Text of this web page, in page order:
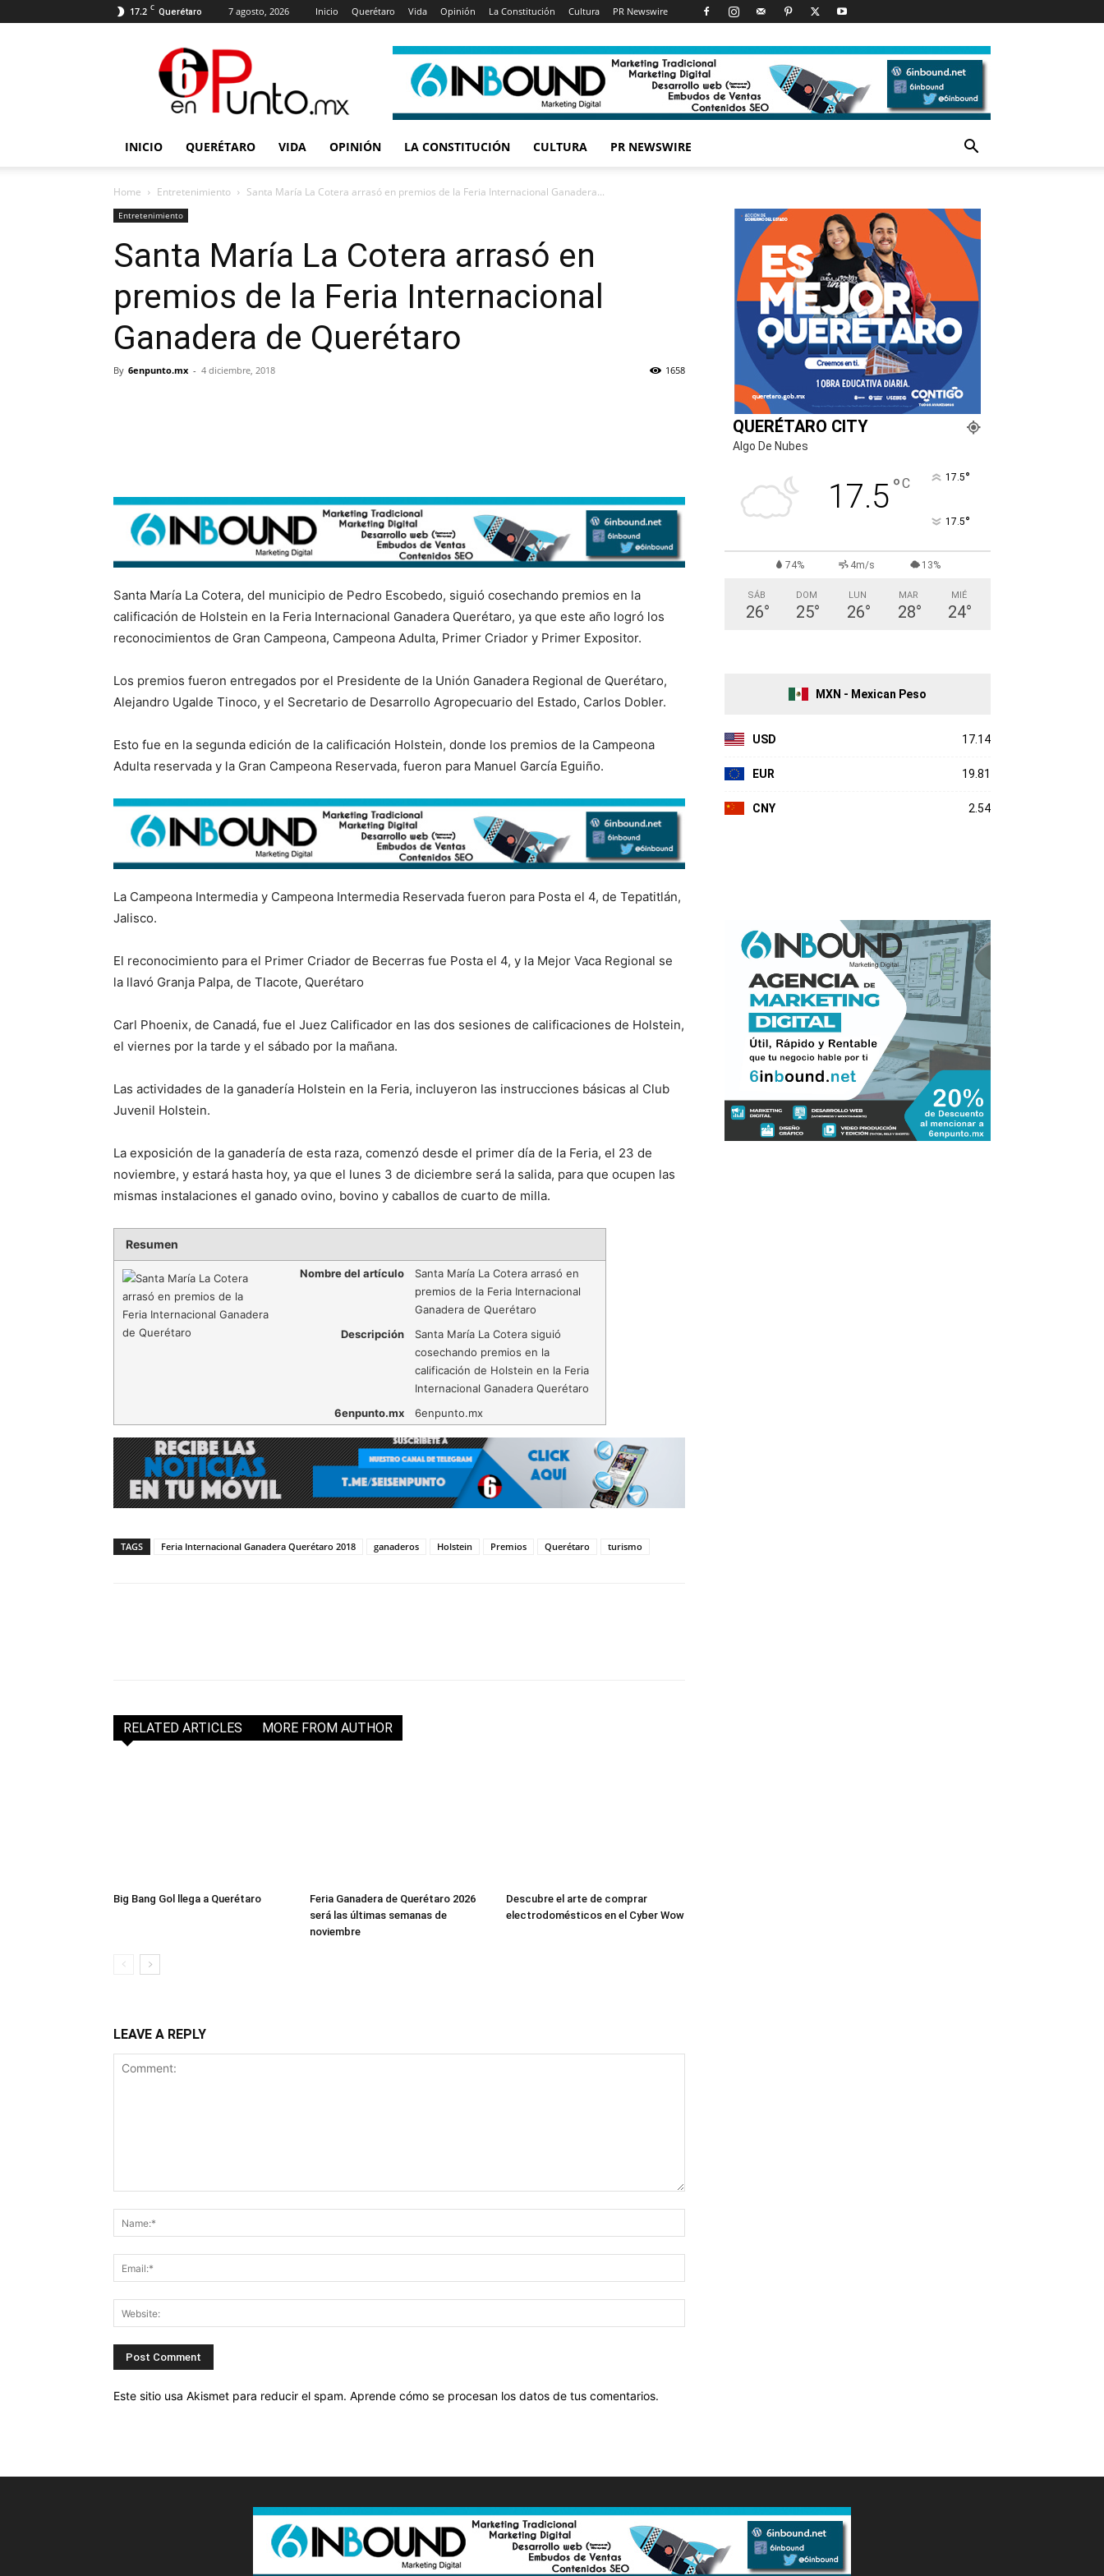
17.2 C Querétaro 7 agosto, 2026 Inicio Querétaro Vida Opinión La Constitución Cultura PR Newswire
punto
INICIO QUERÉTARO VIDA OPINIÓN LA CONSTITUCIÓN CULTURA PR NEWSWIRE
Home Entretenimiento Santa María La Cotera arrasó en premios de la Feria Internacional Ganadera...
Entretenimiento
Santa María La Cotera arrasó en
premios de la Feria Internacional
Ganadera de Querétaro
By 6enpunto.mx - 4 diciembre, 2018 1658
Santa María La Cotera, del municipio de Pedro Escobedo, siguió cosechando premios en la
calificación de Holstein en la Feria Internacional Ganadera Querétaro, ya que este año logró los
reconocimientos de Gran Campeona, Campeona Adulta, Primer Criador y Primer Expositor.
Los premios fueron entregados por el Presidente de la Unión Ganadera Regional de Querétaro,
Alejandro Ugalde Tinoco, y el Secretario de Desarrollo Agropecuario del Estado, Carlos Dobler.
Esto fue en la segunda edición de la calificación Holstein, donde los premios de la Campeona
Adulta reservada y la Gran Campeona Reservada, fueron para Manuel García Eguiño.
La Campeona Intermedia y Campeona Intermedia Reservada fueron para Posta el 4, de Tepatitlán,
Jalisco.
El reconocimiento para el Primer Criador de Becerras fue Posta el 4, y la Mejor Vaca Regional se
la llavó Granja Palpa, de Tlacote, Querétaro
Carl Phoenix, de Canadá, fue el Juez Calificador en las dos sesiones de calificaciones de Holstein,
el viernes por la tarde y el sábado por la mañana.
Las actividades de la ganadería Holstein en la Feria, incluyeron las instrucciones básicas al Club
Juvenil Holstein.
La exposición de la ganadería de esta raza, comenzó desde el primer día de la Feria, el 23 de
noviembre, y estará hasta hoy, ya que el lunes 3 de diciembre será la salida, para que ocupen las
mismas instalaciones el ganado ovino, bovino y caballos de cuarto de milla.
Resumen
Nombre del artículo
Santa María La Cotera arrasó en
premios de la Feria Internacional
Ganadera de Querétaro
Descripción
Santa María La Cotera siguió
cosechando premios en la
calificación de Holstein en la Feria
Internacional Ganadera Querétaro
6enpunto.mx
6enpunto.mx
TAGS Feria Internacional Ganadera Querétaro 2018 ganaderos Holstein Premios Querétaro turismo
RELATED ARTICLES MORE FROM AUTHOR
Big Bang Gol llega a Querétaro
Feria Ganadera de Querétaro 2026
será las últimas semanas de
noviembre
Descubre el arte de comprar
electrodomésticos en el Cyber Wow
LEAVE A REPLY
Este sitio usa Akismet para reducir el spam. Aprende cómo se procesan los datos de tus comentarios.
QUERÉTARO CITY
Algo De Nubes
17.5°C 17.5°
17.5°
74% 4m/s 13%
SÁB
26°
DOM
25°
LUN
26°
MAR
28°
MIÉ
24°
MXN - Mexican Peso
USD 17.14
EUR 19.81
CNY 2.54